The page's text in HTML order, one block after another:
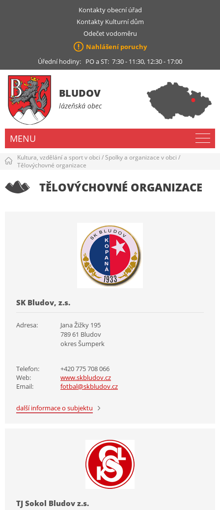
Kontakty obecní úřad
Kontakty Kulturní dům
Odečet vodoměru
Nahlášení poruchy
Úřední hodiny: PO a ST: 7:30 - 11:30, 12:30 - 17:00
BLUDOV
lázeňská obec
MENU
Kultura, vzdělání a sport v obci /Spolky a organizace v obci /
Tělovýchovné organizace
TĚLOVÝCHOVNÉ ORGANIZACE
SK Bludov, z.s.
Adresa:
Jana Žižky 195
789 61 Bludov
okres Šumperk
Telefon:
+420 775 708 066
Web:
www.skbludov.cz
Email:
fotbal@skbludov.cz
další informace o subjektu
TJ Sokol Bludov z.s.